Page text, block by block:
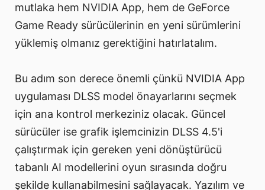
mutlaka hem NVIDIA App, hem de GeForce
Game Ready sürücülerinin en yeni sürümlerini
yüklemiş olmanız gerektiğini hatırlatalım.
Bu adım son derece önemli çünkü NVIDIA App
uygulaması DLSS model önayarlarını seçmek
için ana kontrol merkeziniz olacak. Güncel
sürücüler ise grafik işlemcinizin DLSS 4.5'i
çalıştırmak için gereken yeni dönüştürücü
tabanlı AI modellerini oyun sırasında doğru
şekilde kullanabilmesini sağlayacak. Yazılım ve